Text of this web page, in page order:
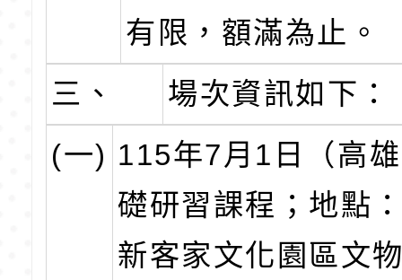
有限，額滿為止。
三、
場次資訊如下：
(一) 115年7月1日（高
礎研習課程；地點
新客家文化園區文